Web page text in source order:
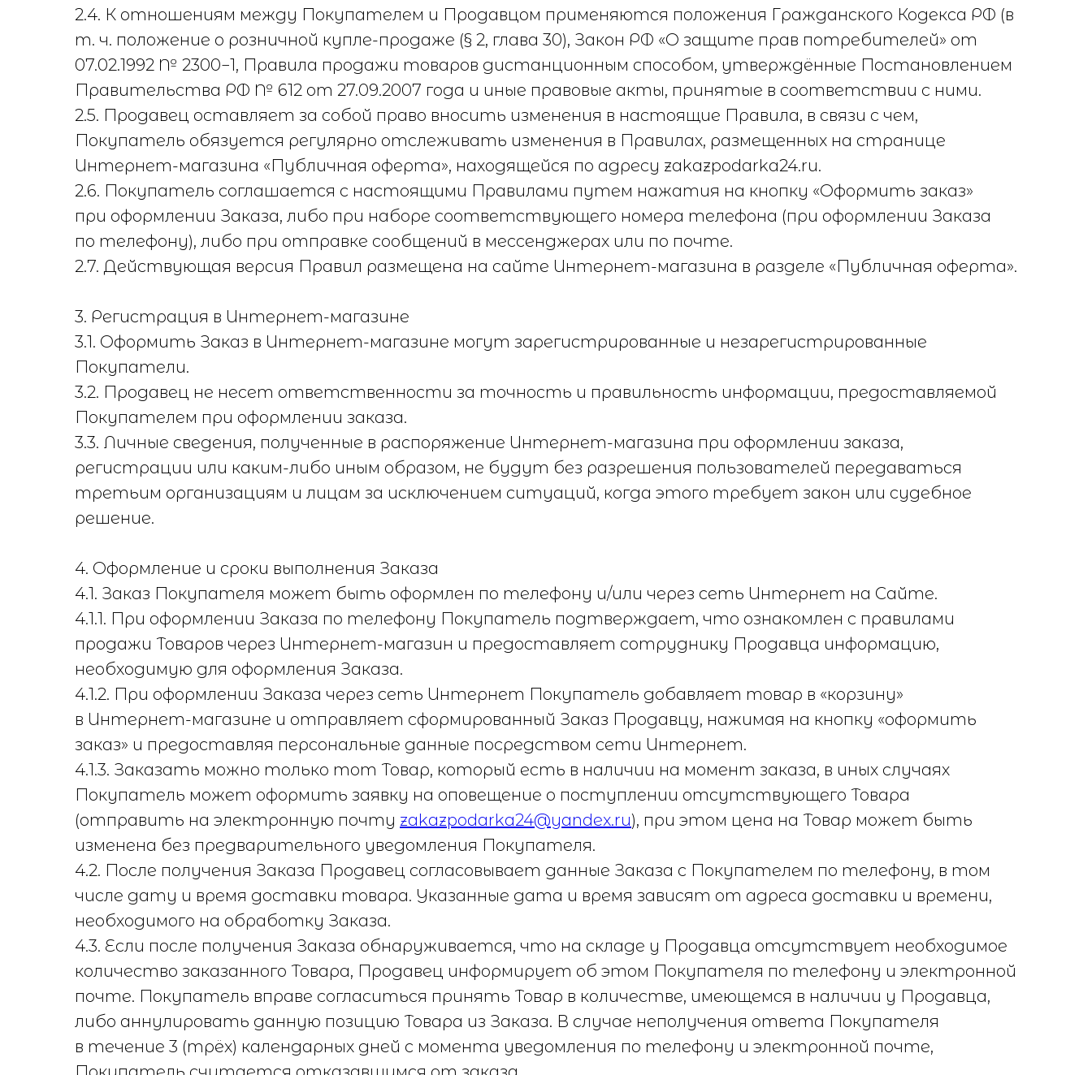
2.4. К отношениям между Покупателем и Продавцом применяются положения Гражданского Кодекса РФ (в
т. ч. положение о розничной купле-продаже (§ 2, глава 30), Закон РФ «О защите прав потребителей» от
07.02.1992 № 2300−1, Правила продажи товаров дистанционным способом, утверждённые Постановлением
Правительства РФ № 612 от 27.09.2007 года и иные правовые акты, принятые в соответствии с ними.
2.5. Продавец оставляет за собой право вносить изменения в настоящие Правила, в связи с чем,
Покупатель обязуется регулярно отслеживать изменения в Правилах, размещенных на странице
Интернет-магазина «Публичная оферта», находящейся по адресу zakazpodarka24.ru.
2.6. Покупатель соглашается с настоящими Правилами путем нажатия на кнопку «Оформить заказ»
при оформлении Заказа, либо при наборе соответствующего номера телефона (при оформлении Заказа
по телефону), либо при отправке сообщений в мессенджерах или по почте.
2.7. Действующая версия Правил размещена на сайте Интернет-магазина в разделе «Публичная оферта».
3. Регистрация в Интернет-магазине
3.1. Оформить Заказ в Интернет-магазине могут зарегистрированные и незарегистрированные
Покупатели.
3.2. Продавец не несет ответственности за точность и правильность информации, предоставляемой
Покупателем при оформлении заказа.
3.3. Личные сведения, полученные в распоряжение Интернет-магазина при оформлении заказа,
регистрации или каким-либо иным образом, не будут без разрешения пользователей передаваться
третьим организациям и лицам за исключением ситуаций, когда этого требует закон или судебное
решение.
4. Оформление и сроки выполнения Заказа
4.1. Заказ Покупателя может быть оформлен по телефону и/или через сеть Интернет на Сайте.
4.1.1. При оформлении Заказа по телефону Покупатель подтверждает, что ознакомлен с правилами
продажи Товаров через Интернет-магазин и предоставляет сотруднику Продавца информацию,
необходимую для оформления Заказа.
4.1.2. При оформлении Заказа через сеть Интернет Покупатель добавляет товар в «корзину»
в Интернет-магазине и отправляет сформированный Заказ Продавцу, нажимая на кнопку «оформить
заказ» и предоставляя персональные данные посредством сети Интернет.
4.1.3. Заказать можно только тот Товар, который есть в наличии на момент заказа, в иных случаях
Покупатель может оформить заявку на оповещение о поступлении отсутствующего Товара
(отправить на электронную почту zakazpodarka24@yandex.ru), при этом цена на Товар может быть
изменена без предварительного уведомления Покупателя.
4.2. После получения Заказа Продавец согласовывает данные Заказа с Покупателем по телефону, в том
числе дату и время доставки товара. Указанные дата и время зависят от адреса доставки и времени,
необходимого на обработку Заказа.
4.3. Если после получения Заказа обнаруживается, что на складе у Продавца отсутствует необходимое
количество заказанного Товара, Продавец информирует об этом Покупателя по телефону и электронной
почте. Покупатель вправе согласиться принять Товар в количестве, имеющемся в наличии у Продавца,
либо аннулировать данную позицию Товара из Заказа. В случае неполучения ответа Покупателя
в течение 3 (трёх) календарных дней с момента уведомления по телефону и электронной почте,